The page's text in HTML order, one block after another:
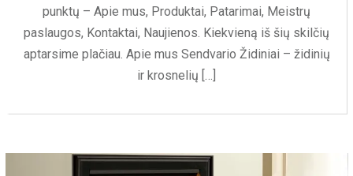
punktų – Apie mus, Produktai, Patarimai, Meistrų
paslaugos, Kontaktai, Naujienos. Kiekvieną iš šių skilčių
aptarsime plačiau. Apie mus Sendvario Židiniai – židinių
ir krosnelių […]